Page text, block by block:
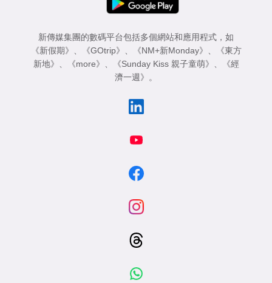
新傳媒集團的數碼平台包括多個網站和應用程式，如
《新假期》
《GOtrip》 《NM+新Monday》
《東方
新地》
《more》 《Sunday Kiss 親子童萌》
《經
濟一週》
。